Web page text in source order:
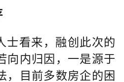
士看来，融创此次的
向内归因，一是源于
，目前多数房企的困